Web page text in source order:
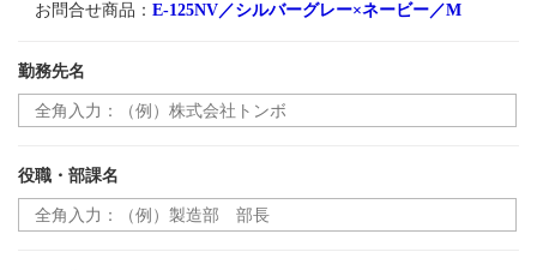
お問合せ商品： E-125NV／シルバーグレー×ネービー／M
勤務先名
役職・部課名